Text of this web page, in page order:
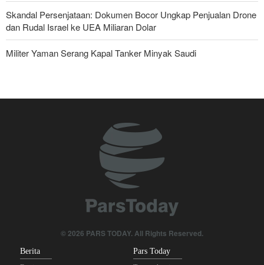
Skandal Persenjataan: Dokumen Bocor Ungkap Penjualan Drone
dan Rudal Israel ke UEA Miliaran Dolar
Militer Yaman Serang Kapal Tanker Minyak Saudi
Brigjen Ebnolreza: Teknologi Iran Lebih Unggul daripada Sistem
Impor Mana Pun di Kawasan
Pangkalan Terorisnya!
Ledakan yang Mengguncang UEA; Di Mana Jebel Ali dan
© 2026 PARS TODAY. All Rights Reserved.
Berita Pars Today